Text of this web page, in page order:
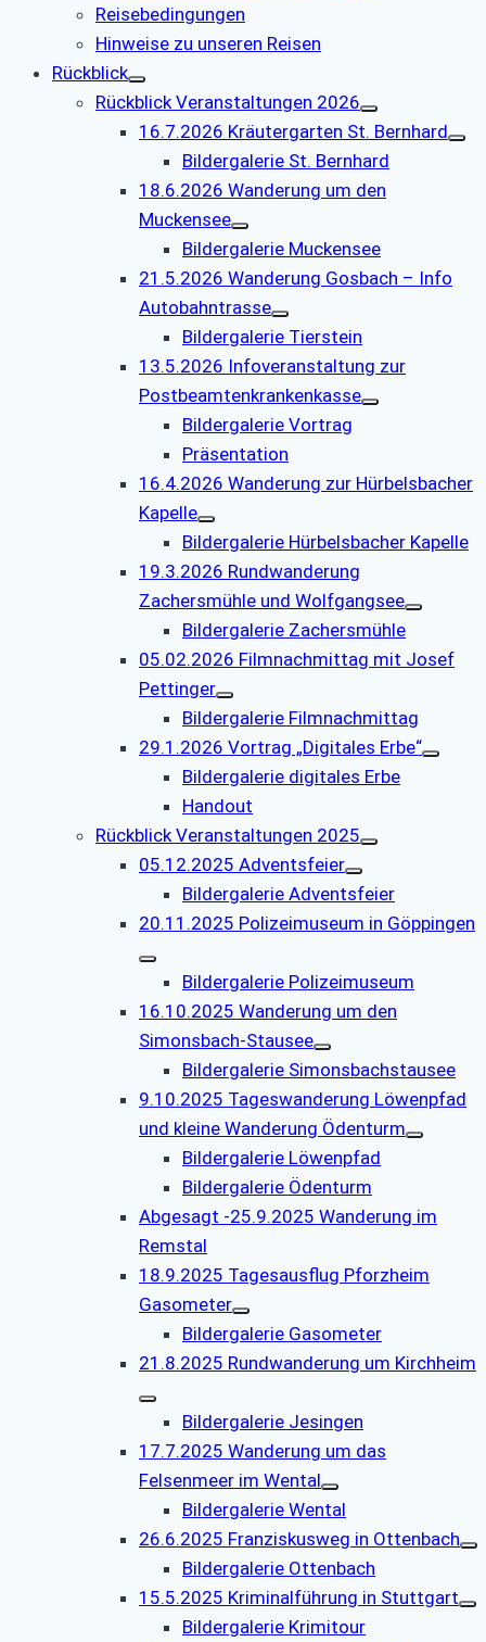
Reisebedingungen
Hinweise zu unseren Reisen
Rückblick
Rückblick Veranstaltungen 2026
16.7.2026 Kräutergarten St. Bernhard
Bildergalerie St. Bernhard
18.6.2026 Wanderung um den
Muckensee
Bildergalerie Muckensee
21.5.2026 Wanderung Gosbach – Info
Autobahntrasse
Bildergalerie Tierstein
13.5.2026 Infoveranstaltung zur
Postbeamtenkrankenkasse
Bildergalerie Vortrag
Präsentation
16.4.2026 Wanderung zur Hürbelsbacher
Kapelle
Bildergalerie Hürbelsbacher Kapelle
19.3.2026 Rundwanderung
Zachersmühle und Wolfgangsee
Bildergalerie Zachersmühle
05.02.2026 Filmnachmittag mit Josef
Pettinger
Bildergalerie Filmnachmittag
29.1.2026 Vortrag „Digitales Erbe“
Bildergalerie digitales Erbe
Handout
Rückblick Veranstaltungen 2025
05.12.2025 Adventsfeier
Bildergalerie Adventsfeier
20.11.2025 Polizeimuseum in Göppingen
Bildergalerie Polizeimuseum
16.10.2025 Wanderung um den
Simonsbach-Stausee
Bildergalerie Simonsbachstausee
9.10.2025 Tageswanderung Löwenpfad
und kleine Wanderung Ödenturm
Bildergalerie Löwenpfad
Bildergalerie Ödenturm
Abgesagt -25.9.2025 Wanderung im
Remstal
18.9.2025 Tagesausflug Pforzheim
Gasometer
Bildergalerie Gasometer
21.8.2025 Rundwanderung um Kirchheim
Bildergalerie Jesingen
17.7.2025 Wanderung um das
Felsenmeer im Wental
Bildergalerie Wental
26.6.2025 Franziskusweg in Ottenbach
Bildergalerie Ottenbach
15.5.2025 Kriminalführung in Stuttgart
Bildergalerie Krimitour